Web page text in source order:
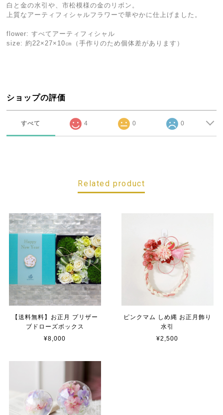
白と金の水引や、市松模様の金のリボン。
上質なアーティフィシャルフラワーで華やかに仕上げました。
flower: すべてアーティフィシャル
size: 約22×27×10㎝（手作りのため個体差があります）
ショップの評価
すべて 4 0 0
Related product
【送料無料】お正月 プリザー
ブドローズボックス
¥8,000
ピンクマム しめ縄 お正月飾り
水引
¥2,500